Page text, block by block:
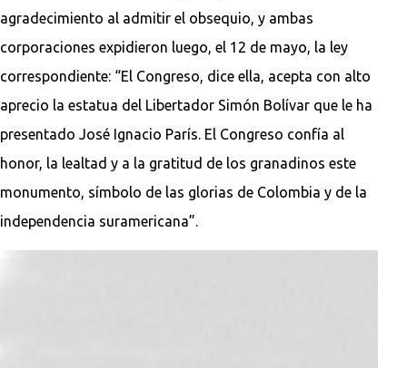
agradecimiento al admitir el obsequio, y ambas
corporaciones expidieron luego, el 12 de mayo, la ley
correspondiente: “El Congreso, dice ella, acepta con alto
aprecio la estatua del Libertador Simón Bolívar que le ha
presentado José Ignacio París. El Congreso confía al
honor, la lealtad y a la gratitud de los granadinos este
monumento, símbolo de las glorias de Colombia y de la
independencia suramericana”.